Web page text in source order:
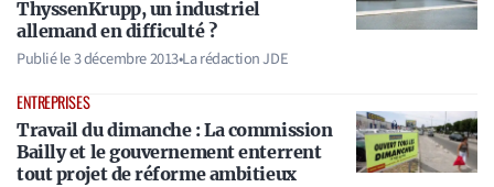
ThyssenKrupp, un industriel
allemand en difficulté ?
Publié le3 décembre 2013•La rédaction JDE
ENTREPRISES
Travail du dimanche : La commission
Bailly et le gouvernement enterrent
tout projet de réforme ambitieux